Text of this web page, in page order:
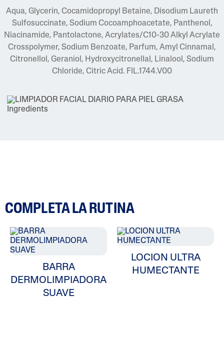
Aqua, Glycerin, Cocamidopropyl Betaine, Disodium Laureth
Sulfosuccinate, Sodium Cocoamphoacetate, Panthenol,
Niacinamide, Pantolactone, Acrylates/C10-30 Alkyl Acrylate
Crosspolymer, Sodium Benzoate, Parfum, Amyl Cinnamal,
Citronellol, Geraniol, Hydroxycitronellal, Linalool, Sodium
Chloride, Citric Acid. FIL.1744.V00
COMPLETA LA RUTINA
BARRA
DERMOLIMPIADORA
SUAVE
LOCION ULTRA
HUMECTANTE